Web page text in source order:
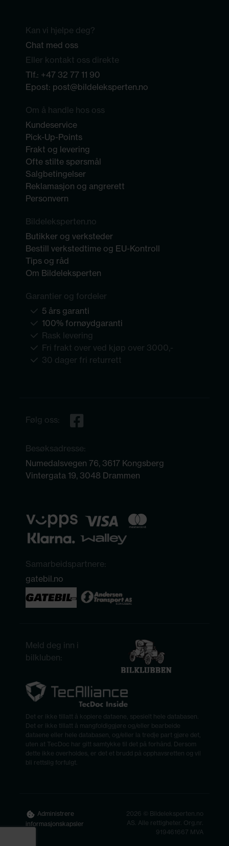
Kan vi hjelpe deg?
Chat med oss
Eller kontakt oss direkte
Tlf.: +47 32 77 11 90
Epost: post@bildeleksperten.no
Om å handle hos oss
Kundeservice
Pick-Up-Points
Frakt og levering
Ofte stilte spørsmål
Salgbetingelser
Reklamasjon og angrerett
Personvern
Bildeleksperten.no
Butikker og verksteder
Bestill verkstedtime og EU-Kontroll
Tips og råd
Om Bildeleksperten
Garantier og fordeler
5 års garanti
100% fornøydgaranti
Rask levering
Fri frakt over ved kjøp over 3000,-
30 dager fri returrett
Følg oss:
Besøksadresse:
Numedalsvegen 76, 3617 Kongsberg
Vintergata 19, 3048 Drammen
Samarbeidspartnere:
gatebil.no
Meld deg inn i
bilkluben:
Det er ikke tillatt å kopiere dataene, spesielt hele databasen.
Det er ikke tillatt å mangfoldiggjøre og/eller bearbeide
dataene eller hele databasen, og/eller la tredje part gjøre det,
uten at TecDoc har gitt samtykke til det på forhånd. Dersom
dette ikke overholdes, er det et brudd på opphavsretten og vil
bli rettslig forfulgt.
Administrere
informasjonskapsler
2026 © Bildeleksperten.no
AS. Alle rettigheter. Org.nr.
919461667 MVA